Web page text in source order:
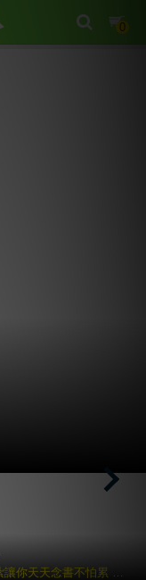
0
三招貼紮讓你天天念書不怕累 考試都拿100 分